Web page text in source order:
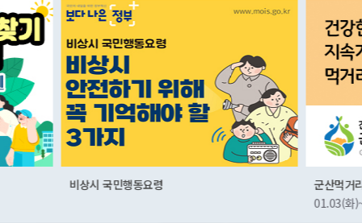
비상시 국민행동요령
군산먹거리통합지원센